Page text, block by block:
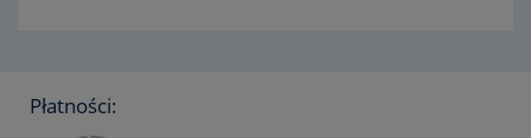
Płatności: